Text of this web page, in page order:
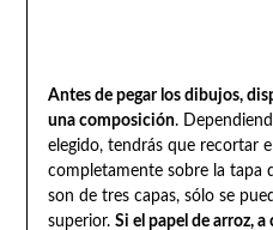
Antes de pegar los dibujos,
una composición.
elegido, tendrás que recortar
completamente sobre la tapa
son de tres capas, sólo se
superior. Si el papel de arroz,